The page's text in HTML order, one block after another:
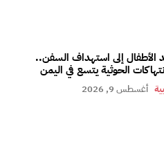
الأطفال إلى استهداف السفن..
الحوثية يتسع في اليمن
أغسطس 9, 2026